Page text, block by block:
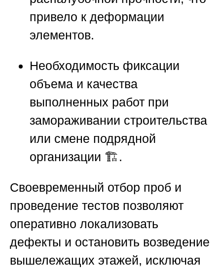
привело к деформации
элементов.
Необходимость фиксации
объема и качества
выполненных работ при
замораживании строительства
или смене подрядной
организации 🏗️.
Своевременный отбор проб и
проведение тестов позволяют
оперативно локализовать
дефекты и остановить возведение
вышележащих этажей, исключая